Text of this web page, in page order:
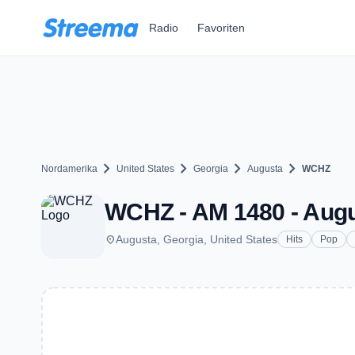
Radio Favoriten
Nordamerika chevron_right United States chevron_right Georgia chevron_right Augusta chevron_right WCHZ
WCHZ - AM 1480 -
placeAugusta, Georgia, United States Hits Pop